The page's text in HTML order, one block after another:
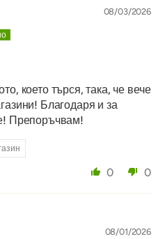
08/03/2026
което търся, така, че вече
Благодаря и за
Препоръчвам!
0 0
08/01/2026